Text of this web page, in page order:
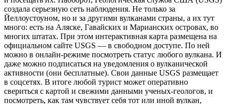
создала серьезную сеть наблюдения. Не только за
Йеллоустоуном, но и за другими вулканами страны, а их тут
много: есть на Аляске, Гавайских и Марианских островах, во
многих штатах. При этом интерактивная карта размещена на
официальном сайте USGS — в свободном доступе. По ней
можно в онлайн-режиме посмотреть статус любого вулкана. И
даже можно подписаться на уведомления о вулканической
активности (они бесплатные). Свои данные USGS размещает
в соцсетях. В итоге любой турист может оперативно
свериться с картой и свежими данными ученых-геологов, и
посмотреть, как там чувствует себя тот или иной вулкан,